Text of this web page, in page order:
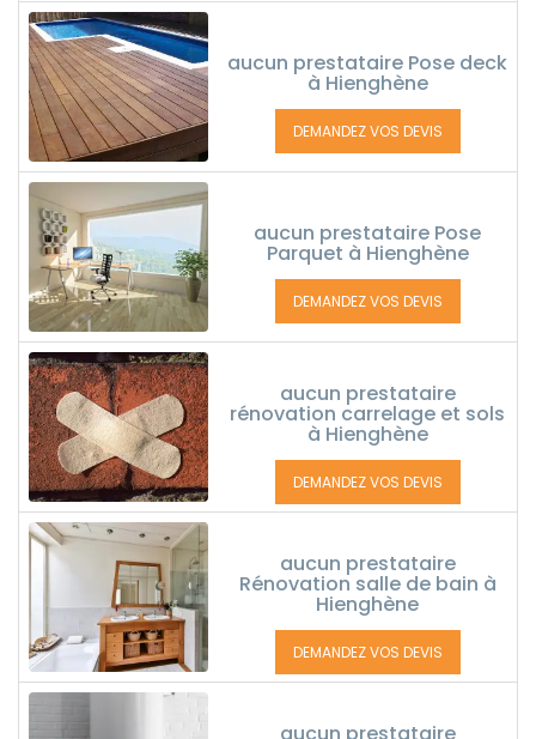
aucun prestataire Pose deck
à Hienghène
DEMANDEZ VOS DEVIS
aucun prestataire Pose
Parquet à Hienghène
DEMANDEZ VOS DEVIS
aucun prestataire
rénovation carrelage et sols
à Hienghène
DEMANDEZ VOS DEVIS
aucun prestataire
Rénovation salle de bain à
Hienghène
DEMANDEZ VOS DEVIS